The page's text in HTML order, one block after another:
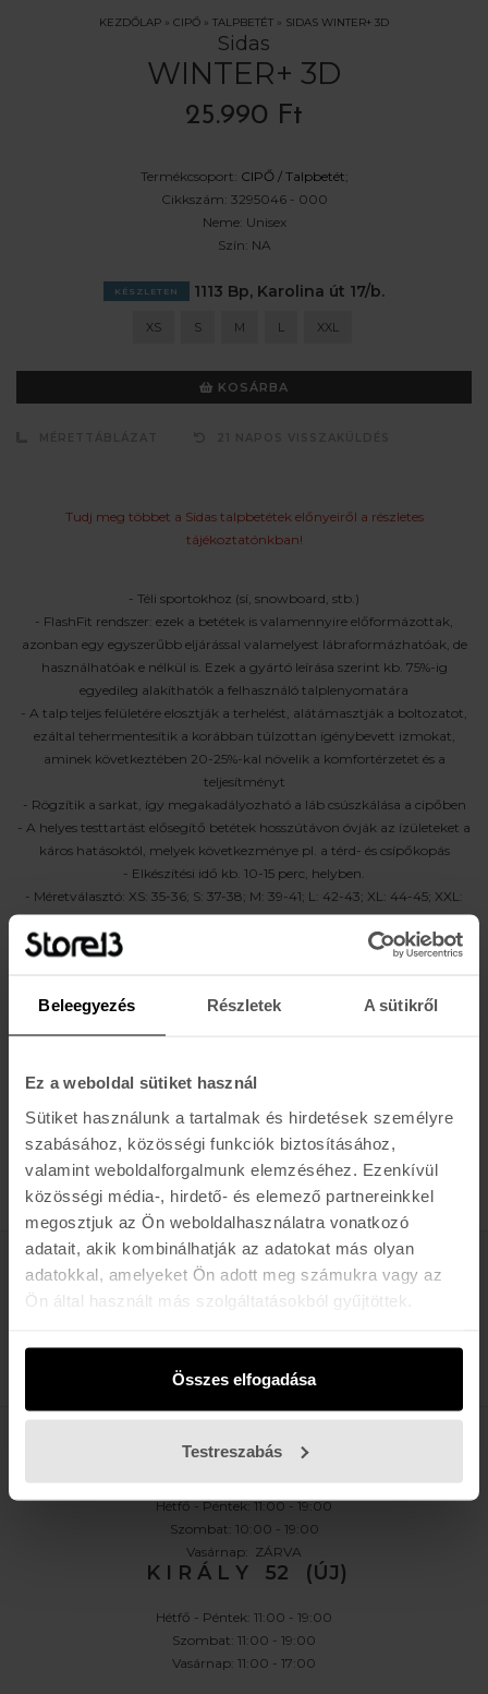
Beleegyezés Részletek A sütikről
Ez a weboldal sütiket használ
Sütiket használunk a tartalmak és hirdetések személyre
szabásához, közösségi funkciók biztosításához,
valamint weboldalforgalmunk elemzéséhez. Ezenkívül
közösségi média-, hirdető- és elemező partnereinkkel
megosztjuk az Ön weboldalhasználatra vonatkozó
adatait, akik kombinálhatják az adatokat más olyan
adatokkal, amelyeket Ön adott meg számukra vagy az
Ön által használt más szolgáltatásokból gyűjtöttek.
Összes elfogadása
Testreszabás
KEZDŐLAP » CIPŐ » TALPBETÉT » SIDAS WINTER+ 3D
Sidas
WINTER+ 3D
25.990 Ft
Termékcsoport: CIPŐ / Talpbetét;
Cikkszám: 3295046 - 000
Neme: Unisex
Szín: NA
KÉSZLETEN 1113 Bp, Karolina út 17/b.
XS S M L XXL
KOSÁRBA
Tudj meg többet a Sidas talpbetétek előnyeiről a részletes
tájékoztatónkban!
- Téli sportokhoz (sí, snowboard, stb.)
- FlashFit rendszer: ezek a betétek is valamennyire előformázottak,
azonban egy egyszerűbb eljárással valamelyest lábraformázhatóak, de
használhatóak e nélkül is. Ezek a gyártó leírása szerint kb. 75%-ig
egyedileg alakíthatók a felhasználó talplenyomatára
- A talp teljes felületére elosztják a terhelést, alátámasztják a boltozatot,
ezáltal tehermentesítik a korábban túlzottan igénybevett izmokat,
aminek következtében 20-25%-kal növelik a komfortérzetet és a
teljesítményt
- Rögzítik a sarkat, így megakadályozható a láb csúszkálása a cipőben
- A helyes testtartást elősegítő betétek hosszútávon óvják az ízületeket a
káros hatásoktól, melyek következménye pl. a térd- és csípőkopás
- Elkészítési idő kb. 10-15 perc, helyben.
- Méretválasztó: XS: 35-36; S: 37-38; M: 39-41; L: 42-43; XL: 44-45; XXL:
46-48
Ajánlott termékek a kategóriához
VANS
VANS LACES 36"
2.990 Ft
VANS LACES 36"
2.990 Ft
Értesülj az újdonságokról, akciókról
FELIRATKOZOM »
K A R O L I N A 17 / B
Hétfő - Péntek: 11:00 - 19:00
Szombat: 10:00 - 19:00
Vasárnap: ZÁRVA
K I R Á L Y 52 (ÚJ)
Hétfő - Péntek: 11:00 - 19:00
Szombat: 11:00 - 19:00
Vasárnap: 11:00 - 17:00